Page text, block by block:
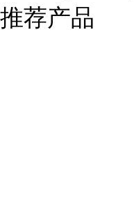
推荐产品